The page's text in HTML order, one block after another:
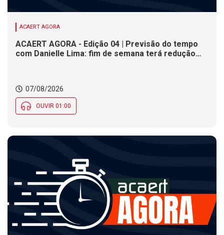
ACAERT AGORA
ACAERT AGORA - Edição 04 | Previsão do tempo
com Danielle Lima: fim de semana terá redução
07/08/2026
OUVIR 01:00